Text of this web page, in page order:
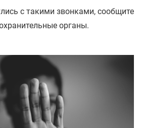
с такими звонками, сообщите
органы.